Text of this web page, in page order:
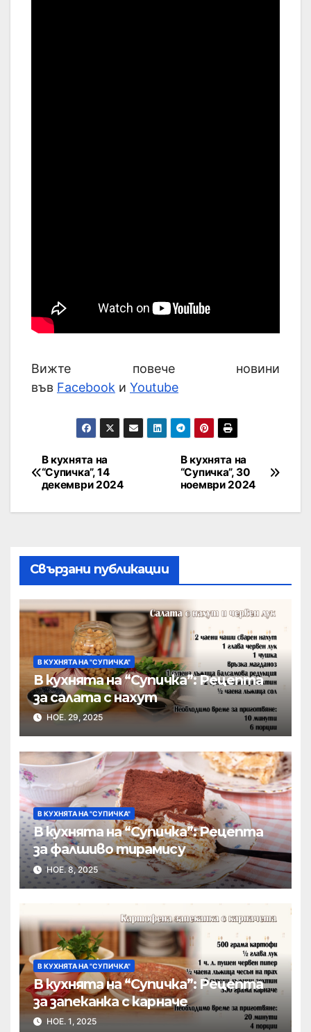
Вижте повече новини
във Facebook и Youtube
В кухнята на
“Супичка”, 30
ноември 2024
В кухнята на
“Супичка”, 14
декември 2024
Свързани публикации
В КУХНЯТА НА "СУПИЧКА"
В кухнята на “Супичка”: Рецепта
за салата с нахут
НОЕ. 29, 2025
В КУХНЯТА НА "СУПИЧКА"
В кухнята на “Супичка”: Рецепта
за фалшиво тирамису
НОЕ. 8, 2025
В КУХНЯТА НА "СУПИЧКА"
В кухнята на “Супичка”: Рецепта
за запеканка с карначе
НОЕ. 1, 2025